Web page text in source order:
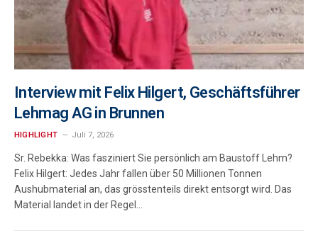
Interview mit Felix Hilgert, Geschäftsführer
Lehmag AG in Brunnen
HIGHLIGHT Juli 7, 2026
Sr. Rebekka: Was fasziniert Sie persönlich am Baustoff Lehm?
Felix Hilgert: Jedes Jahr fallen über 50 Millionen Tonnen
Aushubmaterial an, das grösstenteils direkt entsorgt wird. Das
Material landet in der Regel…